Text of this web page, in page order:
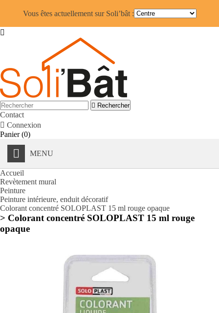
Vous êtes actuellement sur Soli’bât :

 Rechercher
Contact
 Connexion
Panier (0)
MENU
Accueil
Revètement mural
Peinture
Peinture intérieure, enduit décoratif
Colorant concentré SOLOPLAST 15 ml rouge opaque
> Colorant concentré SOLOPLAST 15 ml rouge
opaque